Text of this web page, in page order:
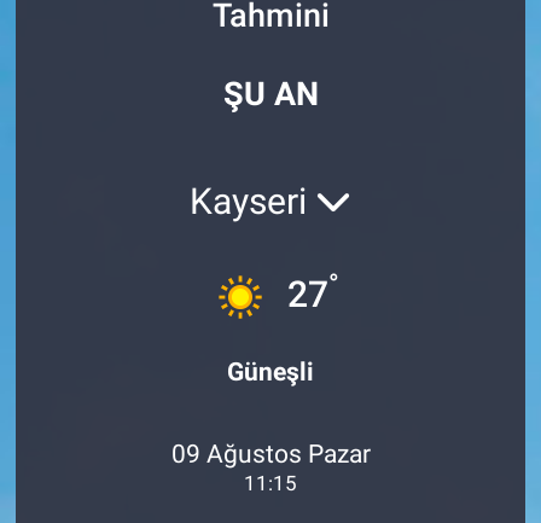
Tahmini
ŞU AN
Kayseri
27°
Güneşli
09 Ağustos Pazar
11:15